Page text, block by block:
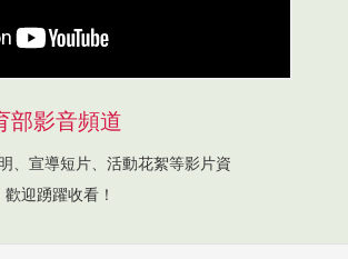
部影音頻道
、宣導短片、活動花絮等影片資
歡迎踴躍收看！